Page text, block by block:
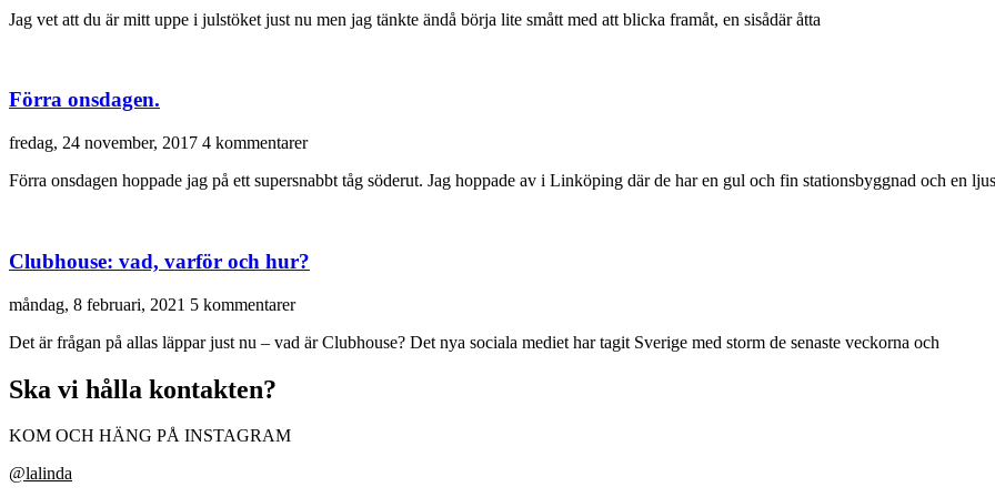
Jag vet att du är mitt uppe i julstöket just nu men jag tänkte ändå börja lite smått med att blicka framåt, en sisådär åtta
Förra onsdagen.
fredag, 24 november, 2017 4 kommentarer
Förra onsdagen hoppade jag på ett supersnabbt tåg söderut. Jag hoppade av i Linköping där de har en gul och fin stationsbyggnad och en
Clubhouse: vad, varför och hur?
måndag, 8 februari, 2021 5 kommentarer
Det är frågan på allas läppar just nu – vad är Clubhouse? Det nya sociala mediet har tagit Sverige med storm de senaste veckorna och
Ska vi hålla kontakten?
KOM OCH HÄNG PÅ INSTAGRAM
@lalinda